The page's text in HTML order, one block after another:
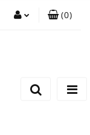
(0)